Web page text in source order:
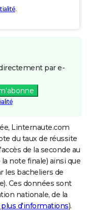
.
par e-
Linternaute.com
du taux de réussite
de la seconde au
note finale) ainsi que
les bacheliers de
Ces données sont
nationale, de la
d'informations).